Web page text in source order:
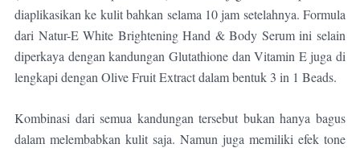
diaplikasikan ke kulit bahkan selama 10 jam setelahnya. Formula
dari Natur-E White Brightening Hand & Body Serumini selain
diperkaya dengan kandungan Glutathione dan Vitamin E juga di
lengkapi dengan Olive Fruit Extract dalam bentuk 3 in 1 Beads.
Kombinasi dari semua kandungan tersebut bukan hanya bagus
dalam melembabkan kulit saja. Namun juga memiliki efek tone